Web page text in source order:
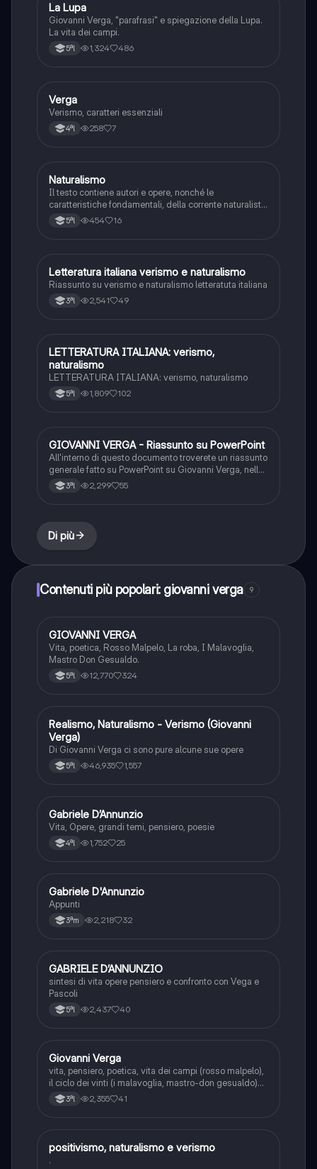
Italiano
La Lupa
Giovanni Verga, "parafrasi" e spiegazione della Lupa.
La vita dei campi.
5ªl 1,324 486
Italiano
Verga
Verismo, caratteri essenziali
4ªl 258 7
Italiano
Naturalismo
Il testo contiene autori e opere, nonché le
caratteristiche fondamentali, della corrente naturalista.
Il file è integrato con appunti presi a lezione
5ªl 454 16
Italiano
Letteratura italiana verismo e naturalismo
Riassunto su verismo e naturalismo letteratuta italiana
3ªl 2,541 49
Italiano
LETTERATURA ITALIANA: verismo,
naturalismo
LETTERATURA ITALIANA: verismo, naturalismo
5ªl 1,809 102
Italiano
GIOVANNI VERGA - Riassunto su PowerPoint
All'interno di questo documento troverete un riassunto
generale fatto su PowerPoint su Giovanni Verga, nello
specifico: Vita, Firenze, Milano, Il ritorno in Sicilia,
Tecniche narratologiche, La poetica, I Malavoglia e
3ªl 2,299 55
Di più
Contenuti più popolari: giovanni verga 9
Italiano
GIOVANNI VERGA
Vita, poetica, Rosso Malpelo, La roba, I Malavoglia,
Mastro Don Gesualdo.
5ªl 12,770 324
Italiano
Realismo, Naturalismo - Verismo (Giovanni
Verga)
Di Giovanni Verga ci sono pure alcune sue opere
5ªl 46,935 1,557
Italiano
Gabriele D’Annunzio
Vita, Opere, grandi temi, pensiero, poesie
4ªl 1,752 25
Italiano
Gabriele D'Annunzio
Appunti
3ªm 2,218 32
Italiano
GABRIELE D’ANNUNZIO
sintesi di vita opere pensiero e confronto con Vega e
Pascoli
5ªl 2,437 40
Italiano
Giovanni Verga
vita, pensiero, poetica, vita dei campi (rosso malpelo),
il ciclo dei vinti (i malavoglia, mastro-don gesualdo)
novelle rusticane (libertà, la roba), novelle
scampigliate (eros, eva e tigre reale).
3ªl 2,355 41
Italiano
positivismo, naturalismo e verismo
.